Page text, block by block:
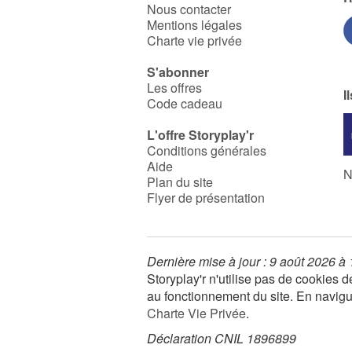
Nous contacter
Mentions légales
Charte vie privée
S'abonner
Les offres
Code cadeau
L'offre Storyplay'r
Conditions générales
Aide
Plan du site
Flyer de présentation
Dernière mise à jour : 9 août 2026 à
Storyplay'r n'utilise pas de cookies
au fonctionnement du site. En
Charte Vie Privée.
Déclaration CNIL 1896899